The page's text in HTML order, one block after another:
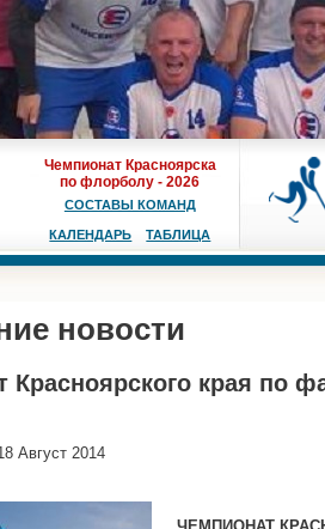
Чемпионат Красноярска
по флорболу - 2026
СОСТАВЫ КОМАНД
КАЛЕНДАРЬ ТАБЛИЦА
новости
Красноярского края по
Август 2014